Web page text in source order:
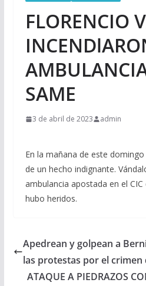
FLORENCIO
SAME
3 de abril de 2023 admin
En la mañana de este
de un hecho indignante.
ambulancia apostada en el
hubo heridos.
Apedrean y golpean a
las protestas por el crimen
ATAQUE A PIEDRAZOS